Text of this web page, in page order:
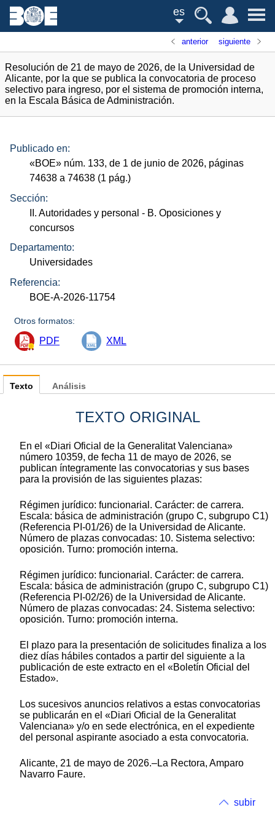
es
anterior siguiente
Resolución de 21 de mayo de 2026, de la Universidad de
Alicante, por la que se publica la convocatoria de proceso
selectivo para ingreso, por el sistema de promoción interna,
en la Escala Básica de Administración.
Publicado en:
«BOE» núm. 133, de 1 de junio de 2026, páginas
74638 a 74638 (1 pág.)
Sección:
II. Autoridades y personal - B. Oposiciones y
concursos
Departamento:
Universidades
Referencia:
BOE-A-2026-11754
Otros formatos:
PDF XML
Texto
TEXTO ORIGINAL
En el «Diari Oficial de la Generalitat Valenciana»
número 10359, de fecha 11 de mayo de 2026, se
publican íntegramente las convocatorias y sus bases
para la provisión de las siguientes plazas:
Régimen jurídico: funcionarial. Carácter: de carrera.
Escala: básica de administración (grupo C, subgrupo C1)
(Referencia PI-01/26) de la Universidad de Alicante.
Número de plazas convocadas: 10. Sistema selectivo:
oposición. Turno: promoción interna.
Régimen jurídico: funcionarial. Carácter: de carrera.
Escala: básica de administración (grupo C, subgrupo C1)
(Referencia PI-02/26) de la Universidad de Alicante.
Número de plazas convocadas: 24. Sistema selectivo:
oposición. Turno: promoción interna.
El plazo para la presentación de solicitudes finaliza a los
diez días hábiles contados a partir del siguiente a la
publicación de este extracto en el «Boletín Oficial del
Estado».
Los sucesivos anuncios relativos a estas convocatorias
se publicarán en el «Diari Oficial de la Generalitat
Valenciana» y/o en sede electrónica, en el expediente
del personal aspirante asociado a esta convocatoria.
Alicante, 21 de mayo de 2026.–La Rectora, Amparo
Navarro Faure.
Análisis
subir